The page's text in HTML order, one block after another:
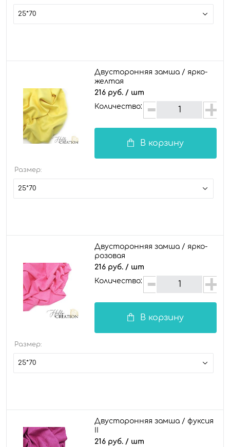
25*70
Двусторонняя замша / ярко-
желтая
216 руб. / шт
Количество:
В корзину
Размер:
25*70
Двусторонняя замша / ярко-
розовая
216 руб. / шт
Количество:
В корзину
Размер:
25*70
Двусторонняя замша / фуксия
216 руб. / шт